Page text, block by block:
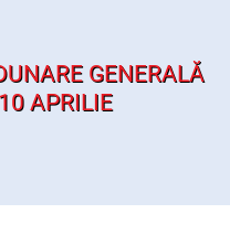
GENERALĂ
APRILIE